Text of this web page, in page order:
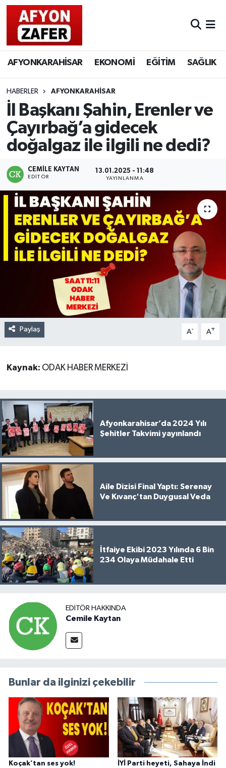
AFYONKARAHİSAR EKONOMİ EĞİTİM SAĞLIK
HABERLER AFYONKARAHİSAR
İl Başkanı Şahin, Erenler ve
Çayırbağ’a gidecek
doğalgaz ile ilgili ne dedi?
CEMILE KAYTAN
EDITÖR
13.01.2025 - 11:48
YAYINLANMA
Paylaş A- A+
Kaynak: ODAK HABER MERKEZİ
Afyonkarahisar’da 2024 Yılı
Şehitler Takvimi yayınlandı
Aile Dizisi Final Yaptı: Serenay
Ve Kıvanç'tan Duygusal Veda
İtfaiye Ekibi 2023 Yılında 6 Bin
234 Olaya Müdahale Etti
EDITÖR HAKKINDA
Cemile Kaytan
Bunlar da ilginizi çekebilir
Koçak’tan ses yok! İYİ Parti heyeti, Sahaya İndi